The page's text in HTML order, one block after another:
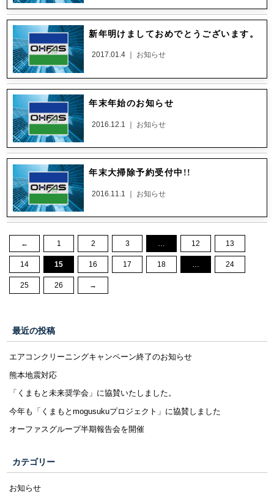
新年明けましておめでとうございます。
2017.01.4 ｜ お知らせ
年末年始のお知らせ
2016.12.1 ｜ お知らせ
年末大掃除予約受付中!!
2016.11.1 ｜ お知らせ
← 1 2 3 12 13
14 15 16 17 18 24
25 26 →
最近の投稿
エアコンクリーニングキャンペーン終了のお知らせ
熊本地震対応
「くまもと未来奨学会」に協賛いたしました。
今年も「くまもとmogusukuプロジェクト」に協賛しました
オーファスグループ半期報告会を開催
カテゴリー
お知らせ